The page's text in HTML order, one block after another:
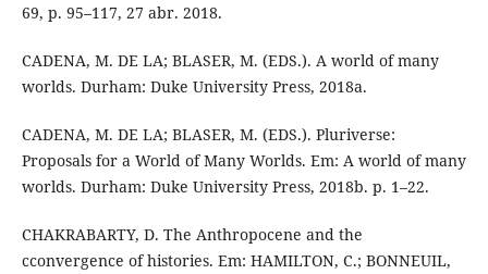
69, p. 95–117, 27 abr. 2018.
CADENA, M. DE LA; BLASER, M. (EDS.). A world of many
worlds. Durham: Duke University Press, 2018a.
CADENA, M. DE LA; BLASER, M. (EDS.). Pluriverse:
Proposals for a World of Many Worlds. Em: A world of many
worlds. Durham: Duke University Press, 2018b. p. 1–22.
CHAKRABARTY, D. The Anthropocene and the
cconvergence of histories. Em: HAMILTON, C.; BONNEUIL,